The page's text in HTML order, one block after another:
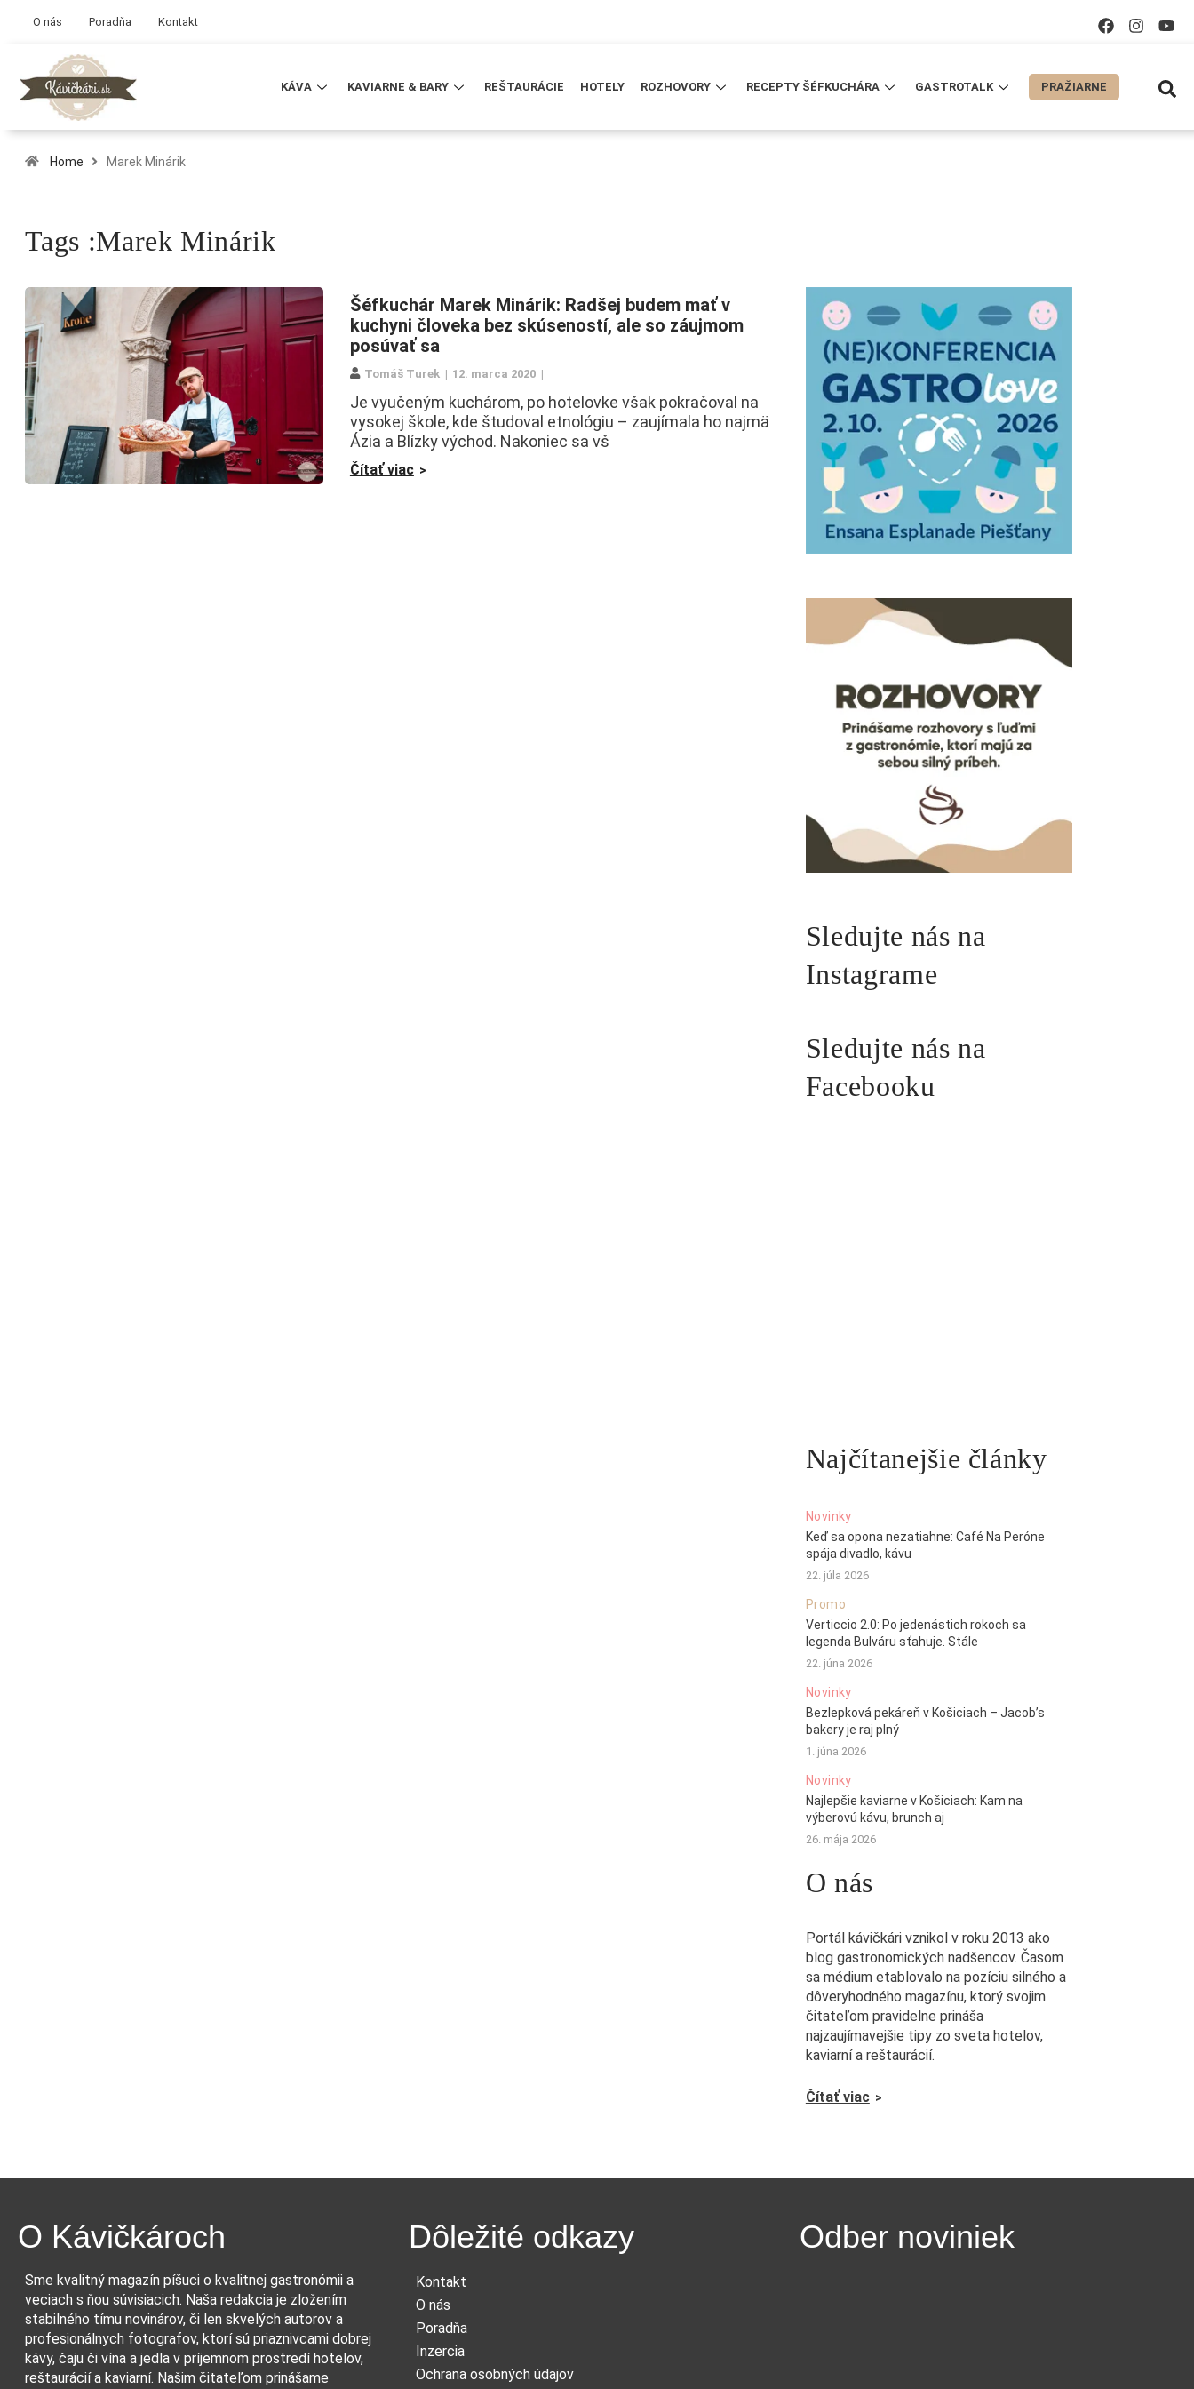
O nás Poradňa Kontakt
KÁVA KAVIARNE & BARY REŠTAURÁCIE HOTELY ROZHOVORY RECEPTY ŠÉFKUCHÁRA GASTROTALK PRAŽIARNE
Home Marek Minárik
Tags :Marek Minárik
Šéfkuchár Marek Minárik: Radšej budem mať v
kuchyni človeka bez skúseností, ale so záujmom
posúvať sa
Tomáš Turek 12. marca 2020
Je vyučeným kuchárom, po hotelovke však pokračoval na
vysokej škole, kde študoval etnológiu – zaujímala ho najmä
Ázia a Blízky východ. Nakoniec sa vš
Čítať viac
Sledujte nás na
Instagrame
Sledujte nás na
Facebooku
Najčítanejšie články
Novinky
Keď sa opona nezatiahne: Café Na Peróne
spája divadlo, kávu
22. júla 2026
Promo
Verticcio 2.0: Po jedenástich rokoch sa
legenda Bulváru sťahuje. Stále
22. júna 2026
Novinky
Bezlepková pekáreň v Košiciach – Jacob’s
bakery je raj plný
1. júna 2026
Novinky
Najlepšie kaviarne v Košiciach: Kam na
výberovú kávu, brunch aj
26. mája 2026
O nás
Portál kávičkári vznikol v roku 2013 ako
blog gastronomických nadšencov. Časom
sa médium etablovalo na pozíciu silného a
dôveryhodného magazínu, ktorý svojim
čitateľom pravidelne prináša
najzaujímavejšie tipy zo sveta hotelov,
kaviarní a reštaurácií.
Čítať viac
O Kávičkároch
Sme kvalitný magazín píšuci o kvalitnej gastronómii a
veciach s ňou súvisiacich. Naša redakcia je zložením
stabilného tímu novinárov, či len skvelých autorov a
profesionálnych fotografov, ktorí sú priaznivcami dobrej
kávy, čaju či vína a jedla v príjemnom prostredí hotelov,
reštaurácií a kaviarní. Našim čitateľom prinášame
Dôležité odkazy
Kontakt
O nás
Poradňa
Inzercia
Ochrana osobných údajov
Odber noviniek